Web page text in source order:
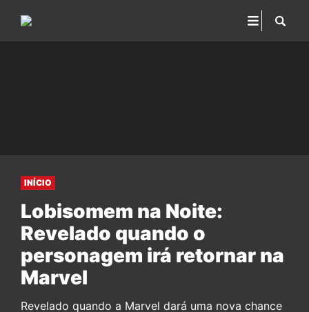
INÍCIO
Lobisomem na Noite:
Revelado quando o
personagem irá retornar na
Marvel
Revelado quando a Marvel dará uma nova chance